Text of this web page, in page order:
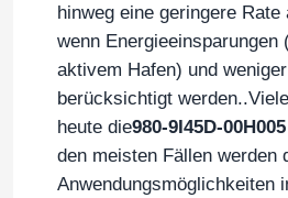
Nvidia-Netzwerk-Switch
NVIDIA-Netzwerkkarte
NVIDIA-Kabel
hinweg eine geringere
wenn Energieeinsparungen
aktivem Hafen) und
berücksichtigt
heute die980-9I45D-
den meisten Fällen werden
Anwendungsmöglichkeiten